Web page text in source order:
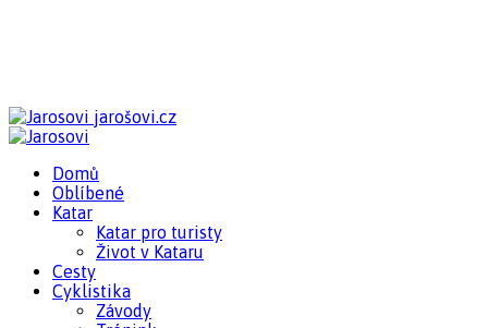
jarošovi.cz
Domů
Oblíbené
Katar
Katar pro turisty
Život v Kataru
Cesty
Cyklistika
Závody